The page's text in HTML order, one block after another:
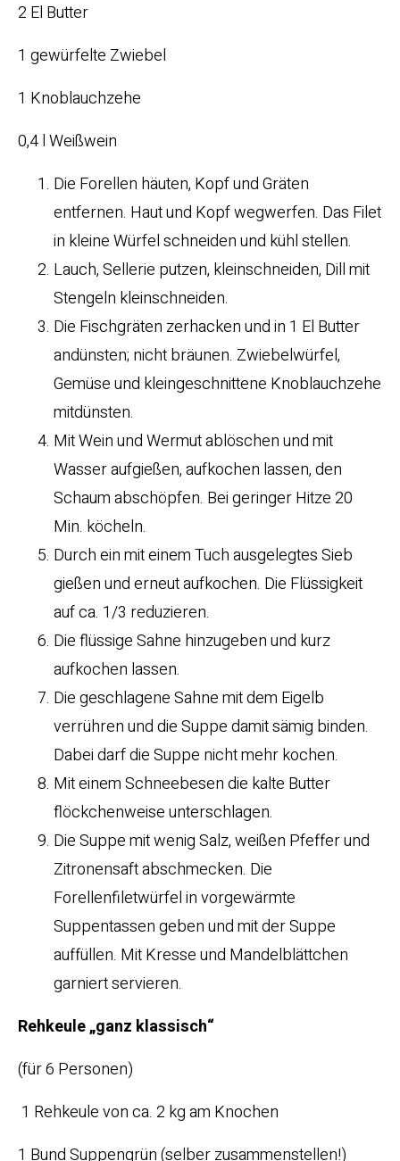
2 El Butter
1 gewürfelte Zwiebel
1 Knoblauchzehe
0,4 l Weißwein
Die Forellen häuten, Kopf und Gräten
entfernen. Haut und Kopf wegwerfen. Das Filet
in kleine Würfel schneiden und kühl stellen.
Lauch, Sellerie putzen, kleinschneiden, Dill mit
Stengeln kleinschneiden.
Die Fischgräten zerhacken und in 1 El Butter
andünsten; nicht bräunen. Zwiebelwürfel,
Gemüse und kleingeschnittene Knoblauchzehe
mitdünsten.
Mit Wein und Wermut ablöschen und mit
Wasser aufgießen, aufkochen lassen, den
Schaum abschöpfen. Bei geringer Hitze 20
Min. köcheln.
Durch ein mit einem Tuch ausgelegtes Sieb
gießen und erneut aufkochen. Die Flüssigkeit
auf ca. 1/3 reduzieren.
Die flüssige Sahne hinzugeben und kurz
aufkochen lassen.
Die geschlagene Sahne mit dem Eigelb
verrühren und die Suppe damit sämig binden.
Dabei darf die Suppe nicht mehr kochen.
Mit einem Schneebesen die kalte Butter
flöckchenweise unterschlagen.
Die Suppe mit wenig Salz, weißen Pfeffer und
Zitronensaft abschmecken. Die
Forellenfiletwürfel in vorgewärmte
Suppentassen geben und mit der Suppe
auffüllen. Mit Kresse und Mandelblättchen
garniert servieren.
Rehkeule „ganz klassisch“
(für 6 Personen)
1 Rehkeule von ca. 2 kg am Knochen
1 Bund Suppengrün (selber zusammenstellen!)